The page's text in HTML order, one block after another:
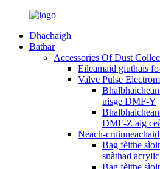
Dhachaigh
Bathar
Accessories Of Dust
Eileamaid giuthais fo
Valve Pulse
uisge DMF-Y
DMF-Z aig
Neach-
Bag fèithe
snàthad
Bag fèithe